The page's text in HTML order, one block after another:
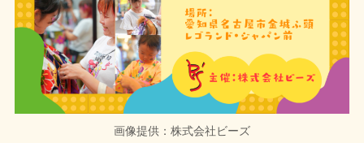
画像提供：株式会社ビーズ